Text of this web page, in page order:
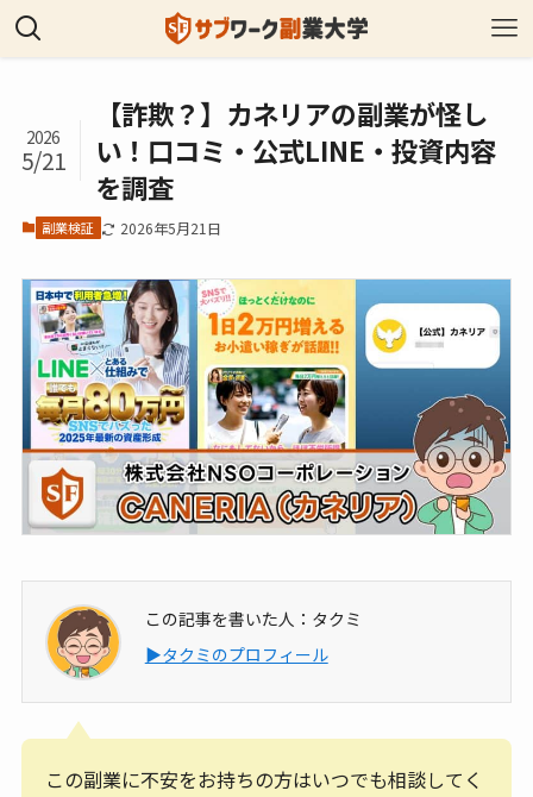
【詐欺？】カネリアの副業が怪し
い！口コミ・公式LINE・投資内容
を調査
2026
5/21
副業検証 2026年5月21日
この記事を書いた人：タクミ
▶タクミのプロフィール
この副業に不安をお持ちの方はいつでも相談してく